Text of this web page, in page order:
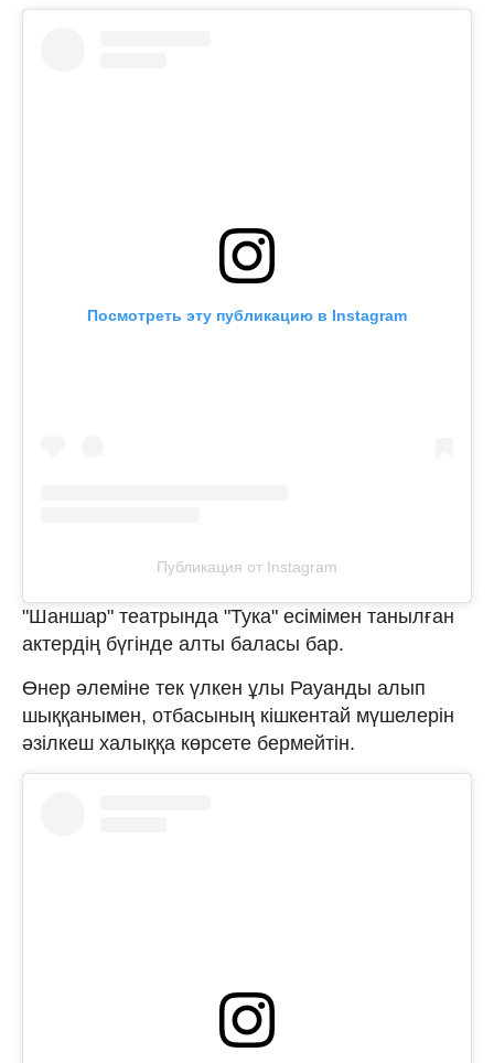
Посмотреть эту публикацию в Instagram
Публикация от Instagram
"Шаншар" театрында "Тука" есімімен танылған
актердің бүгінде алты баласы бар.
Өнер әлеміне тек үлкен ұлы Рауанды алып
шыққанымен, отбасының кішкентай мүшелерін
әзілкеш халыққа көрсете бермейтін.